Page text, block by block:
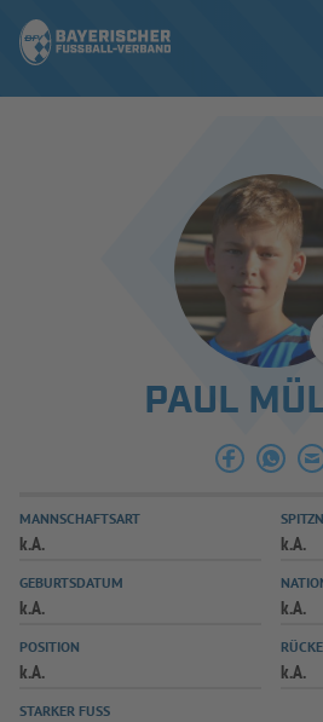
ERGEBNISSE & WETTBEWERBE
SPIELBETRIEB &
AUSBILDUNG & FÖRDERUNG
PAUL
MANNSCHAFTSART
k.A. k.A.
GEBURTSDATUM
k.A. k.A.
POSITION
k.A. k.A.
STARKER FUSS